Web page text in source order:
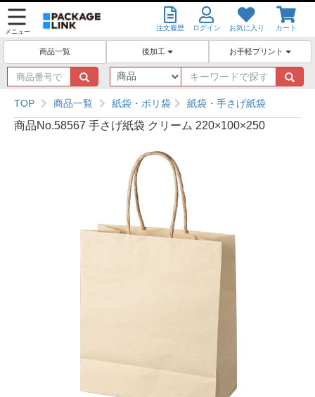
メニュー 注文履歴 ログイン お気に入り カート
商品一覧 後加工 お手軽プリント
商
品
番
号
で
キ
ー
ワ
ー
ド
TOP 商品一覧 紙袋・ポリ袋 紙袋・手さげ紙袋
商品No.58567 手さげ紙袋 クリーム 220×100×250